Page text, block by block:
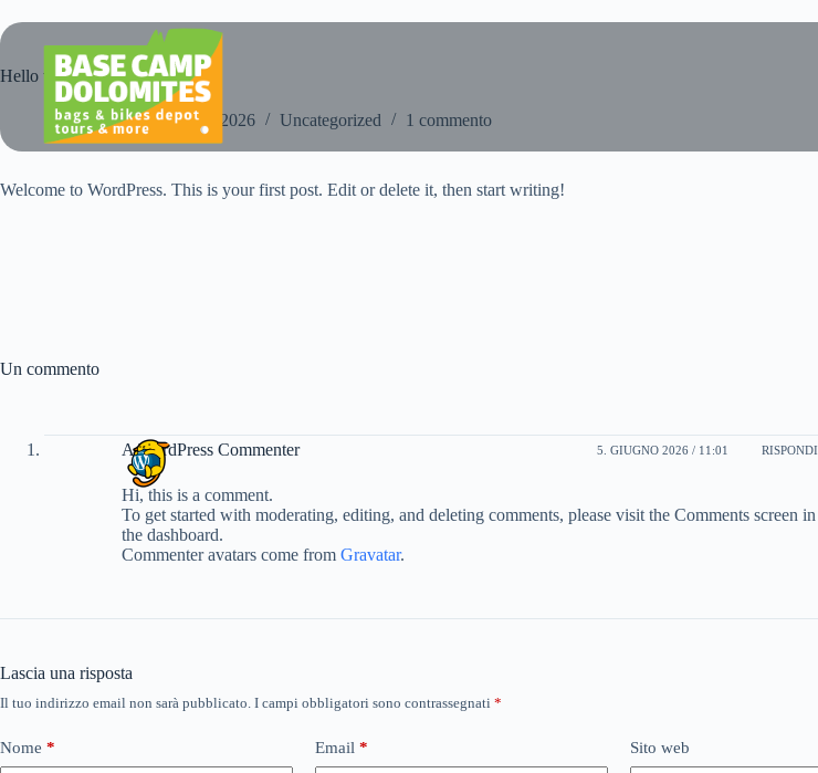
al
contenuto
Hello world!
effekt 5. Giugno 2026 Uncategorized 1 commento
Welcome to WordPress. This is your first post. Edit or delete it, then start writing!
Un commento
A WordPress Commenter 5. GIUGNO 2026 / 11:01 RISPONDI
Hi, this is a comment.
To get started with moderating, editing, and deleting comments, please visit the Comments screen in
the dashboard.
Commenter avatars come from Gravatar.
Lascia una risposta
Il tuo indirizzo email non sarà pubblicato. I campi obbligatori sono contrassegnati *
Nome * Email * Sito web